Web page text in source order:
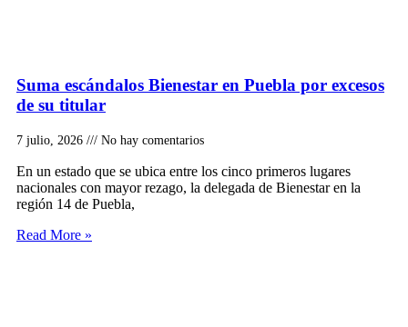
Suma escándalos Bienestar en Puebla por excesos
de su titular
7 julio, 2026 No hay comentarios
En un estado que se ubica entre los cinco primeros lugares
nacionales con mayor rezago, la delegada de Bienestar en la
región 14 de Puebla,
Read More »